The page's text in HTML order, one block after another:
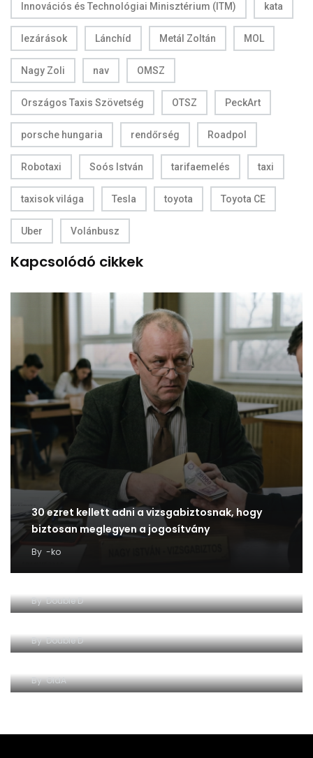
Innovációs és Technológiai Minisztérium (ITM) kata
lezárások Lánchíd Metál Zoltán MOL
Nagy Zoli nav OMSZ
Országos Taxis Szövetség OTSZ PeckArt
porsche hungaria rendőrség Roadpol
Robotaxi Soós István tarifaemelés taxi
taxisok világa Tesla toyota Toyota CE
Uber Volánbusz
Kapcsolódó cikkek
30 ezret kellett adni a vizsgabiztosnak, hogy
biztosan meglegyen a jogosítvány
By -ko
ByDouble D
ByDouble D
ByOldA